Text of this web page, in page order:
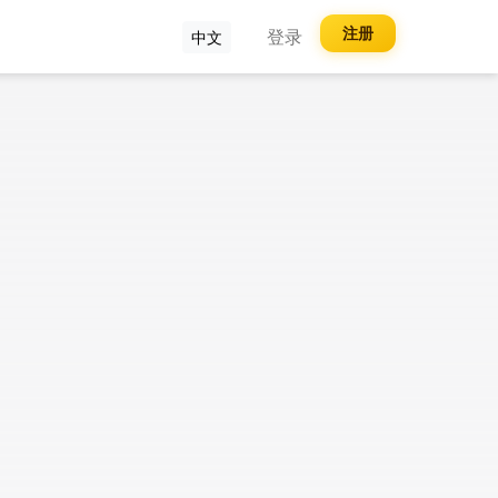
中文 登录 注册